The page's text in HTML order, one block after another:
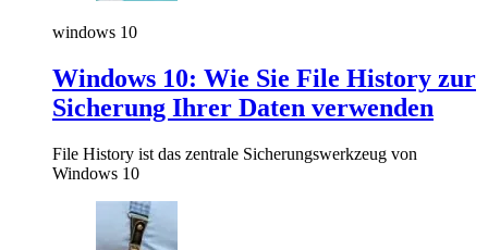
windows 10
Windows 10: Wie Sie File History zur
Sicherung Ihrer Daten verwenden
File History ist das zentrale Sicherungswerkzeug von
Windows 10